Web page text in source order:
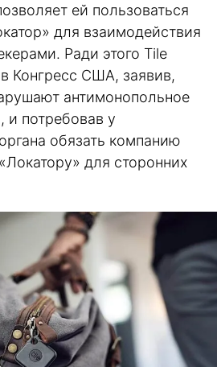
ей пользоваться
для взаимодействия
Ради этого Tile
Конгресс США, заявив,
антимонопольное
и потребовав у
обязать компанию
для сторонних